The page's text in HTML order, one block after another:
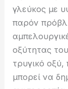
γλεύκος με
παρόν
οξύτητας
τρυγικό οξύ,
μπορεί να